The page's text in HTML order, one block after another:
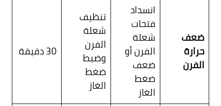
ضعف
حرارة
الفرن
انسداد
فتحات
شعلة
الفرن أو
ضعف
ضغط
الغاز
تنظيف
شعلة
الفرن
وضبط
ضغط
الغاز
30 دقيقة